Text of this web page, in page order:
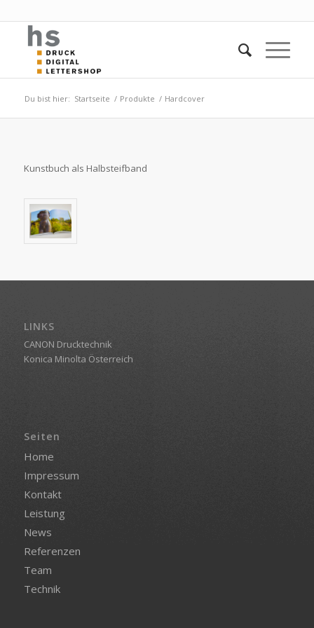
Du bist hier: Startseite / Produkte / Hardcover
Kunstbuch als Halbsteifband
LINKS
CANON Drucktechnik
Konica Minolta Österreich
Seiten
Home
Impressum
Kontakt
Leistung
News
Referenzen
Team
Technik